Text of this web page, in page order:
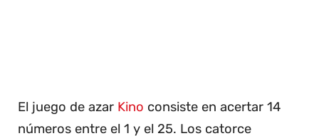
El juego de azar Kino consiste en acertar 14
números entre el 1 y el 25. Los catorce